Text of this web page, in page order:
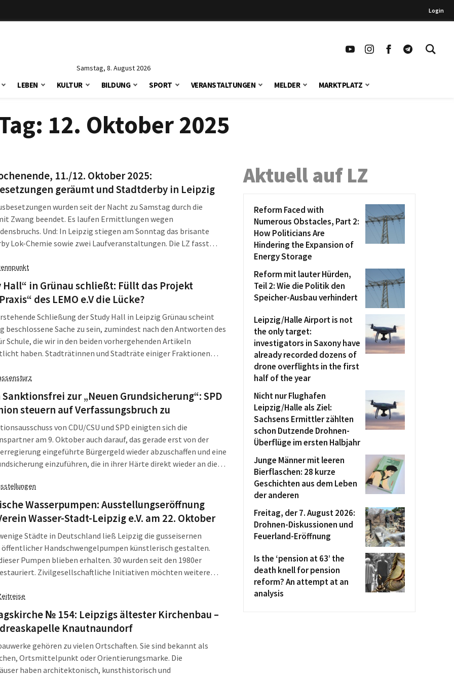
Login
Samstag, 8. August 2026
LEBEN KULTUR BILDUNG SPORT VERANSTALTUNGEN MELDER MARKTPLATZ
12. Oktober 2025
11./12. Oktober 2025:
geräumt und Stadtderby in Leipzig
wurden seit der Nacht zu Samstag durch die
Zwang beendet. Es laufen Ermittlungen wegen
Und: In Leipzig stiegen am Sonntag das brisante
Lok-Chemie sowie zwei Laufveranstaltungen. Die LZ fasst
und darüber hinaus wichtig war. „Autonome
[…]
Hall“ in Grünau schließt: Füllt das Projekt
des LEMO e.V die Lücke?
Schließung der Study Hall in Leipzig Grünau scheint
beschlossene Sache zu sein, zumindest nach den Antworten des
Schule, die wir in den beiden vorhergehenden Artikeln
haben. Stadträtinnen und Stadträte einiger Fraktionen
Wie könnte es weitergehen? […]
zur „Neuen Grundsicherung“: SPD
steuern auf Verfassungsbruch zu
von CDU/CSU und SPD einigten sich die
am 9. Oktober auch darauf, das gerade erst von der
eingeführte Bürgergeld wieder abzuschaffen und eine
einzuführen, die in ihrer Härte direkt wieder an die
hat, sorgt längst für heftigen Protest. Der DGB […]
Wasserpumpen: Ausstellungseröffnung
Wasser-Stadt-Leipzig e.V. am 22. Oktober
Städte in Deutschland ließ Leipzig die gusseisernen
öffentlicher Handschwengelpumpen künstlerisch gestalten.
Pumpen blieben erhalten. 30 wurden seit den 1980er
Zivilgesellschaftliche Initiativen möchten weitere
Gohliser Geschichte im Leipziger Geschichtsverein
zum Thema eine Wanderausstellung, die seit […]
№ 154: Leipzigs ältester Kirchenbau –
Knautnaundorf
gehören zu vielen Ortschaften. Sie sind bekannt als
Ortsmittelpunkt oder Orientierungsmarke. Die
haben architektonisch, kunsthistorisch und
Aktuell auf LZ
Reform Faced with
Numerous Obstacles, Part 2:
How Politicians Are
Hindering the Expansion of
Energy Storage
Reform mit lauter Hürden,
Teil 2: Wie die Politik den
Speicher-Ausbau verhindert
Leipzig/Halle Airport is not
the only target:
investigators in Saxony have
already recorded dozens of
drone overflights in the first
half of the year
Nicht nur Flughafen
Leipzig/Halle als Ziel:
Sachsens Ermittler zählten
schon Dutzende Drohnen-
Überflüge im ersten Halbjahr
Junge Männer mit leeren
Bierflaschen: 28 kurze
Geschichten aus dem Leben
der anderen
Freitag, der 7. August 2026:
Drohnen-Diskussionen und
Feuerland-Eröffnung
Is the ‘pension at 63’ the
death knell for pension
reform? An attempt at an
analysis